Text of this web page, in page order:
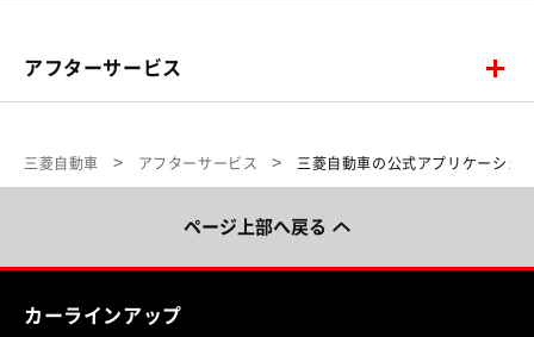
アフターサービス
三菱自動車 アフターサービス 三菱自動車の公式アプリケーショ
ページ上部へ戻る
カーラインアップ